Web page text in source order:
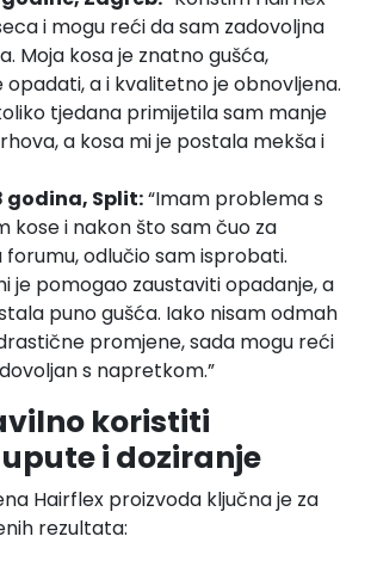
i mogu reći da sam zadovoljna
Moja kosa je znatno gušća,
opadati, a i kvalitetno je obnovljena.
tjedana primijetila sam manje
a kosa mi je postala mekša i
godina, Split:“Imam problema s
kose i nakon što sam čuo za
forumu, odlučio sam isprobati.
je pomogao zaustaviti opadanje, a
puno gušća. Iako nisam odmah
promjene, sada mogu reći
s napretkom.”
koristiti
i doziranje
Hairflex proizvoda ključna je za
rezultata: